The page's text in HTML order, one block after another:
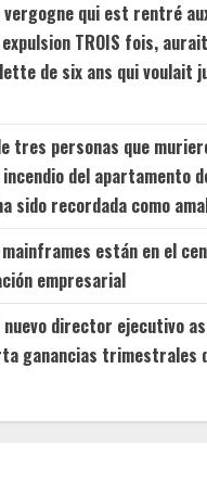
qui est rentré
TROIS fois,
de six ans qui voulait
tres personas que
del apartamento
sido recordada como
están en el
empresarial
director ejecutivo
ganancias trimestrales